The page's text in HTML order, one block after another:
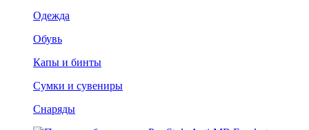
Одежда
Обувь
Капы и бинты
Сумки и сувениры
Снаряды